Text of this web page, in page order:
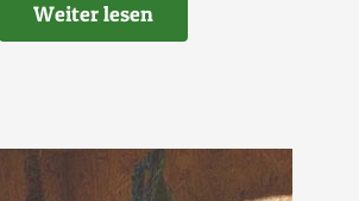
Weiter lesen
BANK